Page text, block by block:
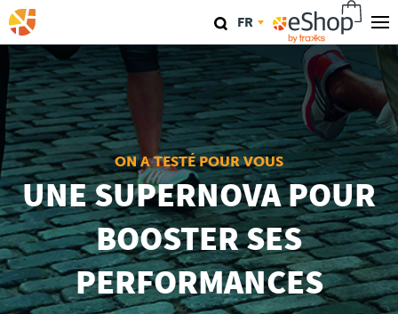
Aller
au
contenu
principal
Nos magasins
TraKKs Lab
Coaching
Agenda
Clinics
Conférence
FR
ON A TESTÉ POUR VOUS
UNE SUPERNOVA POUR
BOOSTER SES
PERFORMANCES